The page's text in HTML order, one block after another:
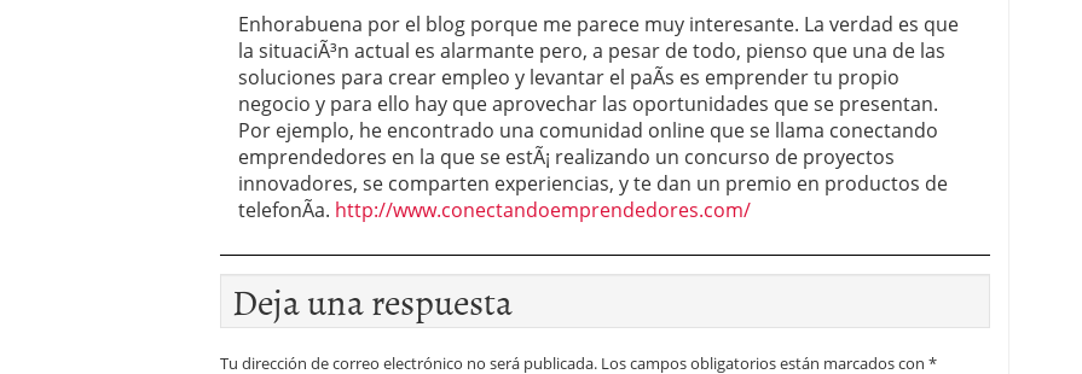
Enhorabuena por el blog porque me parece muy interesante. La verdad es que
la situaciÃ³n actual es alarmante pero, a pesar de todo, pienso que una de las
soluciones para crear empleo y levantar el paÃ­s es emprender tu propio
negocio y para ello hay que aprovechar las oportunidades que se presentan.
Por ejemplo, he encontrado una comunidad online que se llama conectando
emprendedores en la que se estÃ¡ realizando un concurso de proyectos
innovadores, se comparten experiencias, y te dan un premio en productos de
telefonÃ­a. http://www.conectandoemprendedores.com/
Deja una respuesta
Tu dirección de correo electrónico no será publicada. Los campos obligatorios están marcados con *